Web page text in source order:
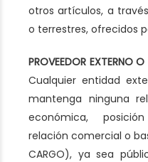
otros artículos, a
o terrestres, ofrecidos
PROVEEDOR EXTERNO O
Cualquier entidad
mantenga ninguna
económica,
relación comercial o
CARGO), ya sea